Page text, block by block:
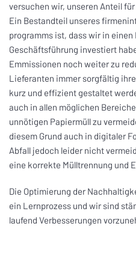
versuchen wir, unseren Anteil
Ein Bestandteil unseres
programms ist, dass wir in
Geschäftsführung investiert
Emmissionen noch weiter zu
Lieferanten immer sorgfältig
kurz und effizient gestaltet
auch in allen möglichen
unnötigen Papiermüll zu
diesem Grund auch in digitaler
Abfall jedoch leider nicht
eine korrekte Mülltrennung und
Die Optimierung der
ein Lernprozess und wir sind
laufend Verbesserungen